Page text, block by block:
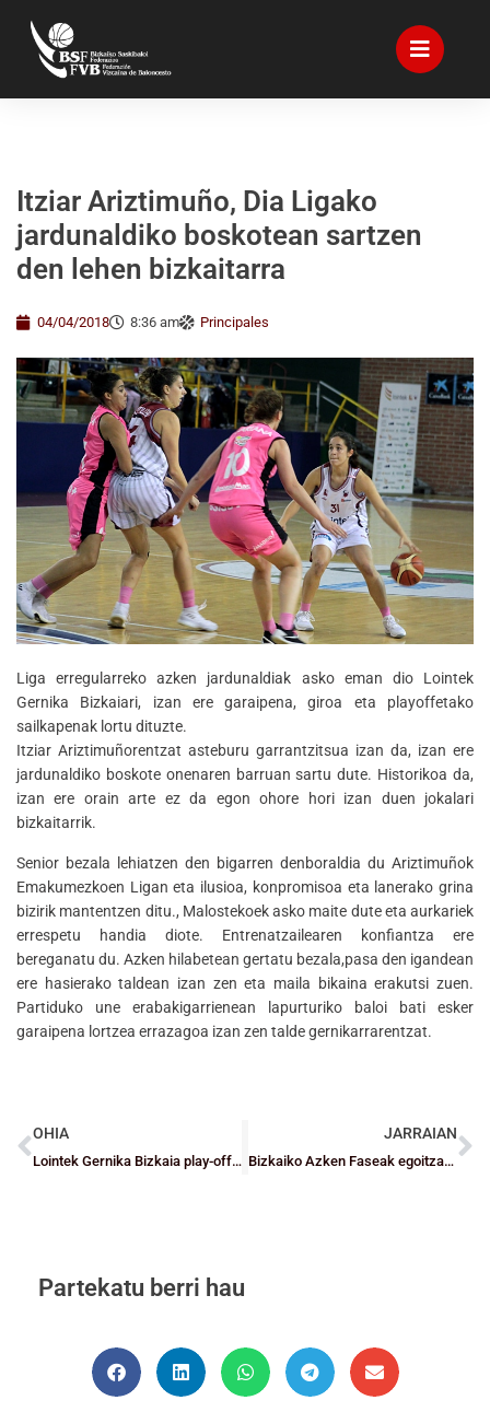
Itziar Ariztimuño, Dia Ligako
jardunaldiko boskotean sartzen
den lehen bizkaitarra
04/04/2018 8:36 am Principales
Liga erregularreko azken jardunaldiak asko eman dio Lointek
Gernika Bizkaiari, izan ere garaipena, giroa eta playoffetako
sailkapenak lortu dituzte.
Itziar Ariztimuñorentzat asteburu garrantzitsua izan da, izan ere
jardunaldiko boskote onenaren barruan sartu dute. Historikoa da,
izan ere orain arte ez da egon ohore hori izan duen jokalari
bizkaitarrik.
Senior bezala lehiatzen den bigarren denboraldia du Ariztimuñok
Emakumezkoen Ligan eta ilusioa, konpromisoa eta lanerako grina
bizirik mantentzen ditu., Malostekoek asko maite dute eta aurkariek
errespetu handia diote. Entrenatzailearen konfiantza ere
bereganatu du. Azken hilabetean gertatu bezala,pasa den igandean
ere hasierako taldean izan zen eta maila bikaina erakutsi zuen.
Partiduko une erabakigarrienean lapurturiko baloi bati esker
garaipena lortzea errazagoa izan zen talde gernikarrarentzat.
OHIA
Lointek Gernika Bizkaia play-offetarako sailkatu da eta RETAbet arazoetan sar liteke
JARRAIAN
Bizkaiko Azken Faseak egoitzak dituzte
Partekatu berri hau